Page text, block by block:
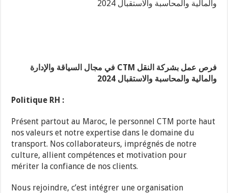
فرص عمل بشركة النقل CTM في مجال السياقة والإدارة
والمالية والمحاسبة والاستقبال 2024
Politique RH :
Présent partout au Maroc, le personnel CTM porte haut
nos valeurs et notre expertise dans le domaine du
transport. Nos collaborateurs, imprégnés de notre
culture, allient compétences et motivation pour
mériter la confiance de nos clients.
Nous rejoindre, c’est intégrer une organisation